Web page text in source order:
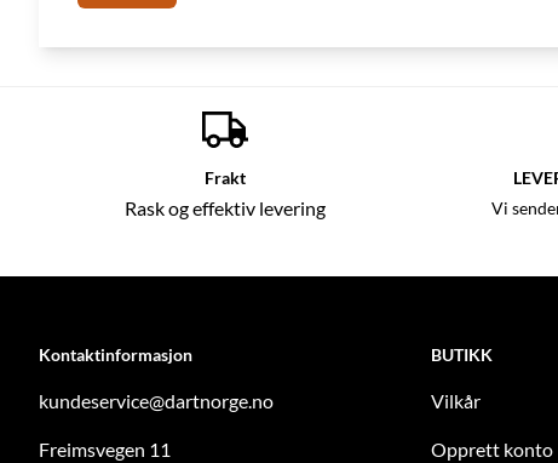
Frakt
Rask og effektiv levering Vi
Kontaktinformasjon
kundeservice@dartnorge.no
Freimsvegen 11
BUTIKK
Vilkår
Opprett konto